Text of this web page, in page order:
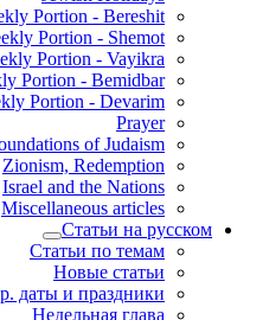
Portion - Bereshit
Portion - Shemot
Portion - Vayikra
Portion - Bemidbar
Portion - Devarim
Prayer
of Judaism
Zionism, Redemption
Israel and the Nations
Miscellaneous articles
Статьи на русском
Статьи по темам
Новые статьи
даты и праздники
Недельная глава